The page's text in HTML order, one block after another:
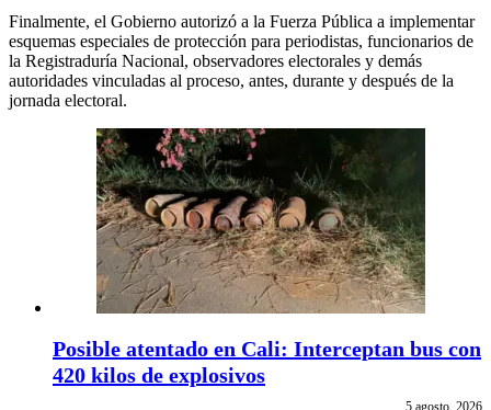
Finalmente, el Gobierno autorizó a la Fuerza Pública a implementar
esquemas especiales de protección para periodistas, funcionarios de
la Registraduría Nacional, observadores electorales y demás
autoridades vinculadas al proceso, antes, durante y después de la
jornada electoral.
Posible atentado en Cali: Interceptan bus con
420 kilos de explosivos
5 agosto, 2026